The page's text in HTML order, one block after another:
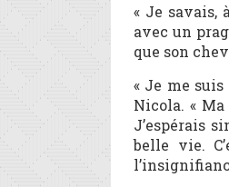
« Je savais,
avec un
que son
« Je me
Nicola. «
J’espérais
belle vie.